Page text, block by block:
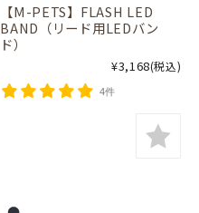
【M-PETS】FLASH LED
BAND（リード用LEDバン
ド）
¥3,168(税込)
4件